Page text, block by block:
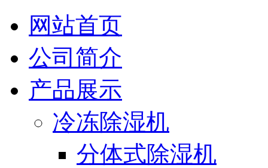
网站首页
公司简介
产品展示
冷冻除湿机
分体式除湿机